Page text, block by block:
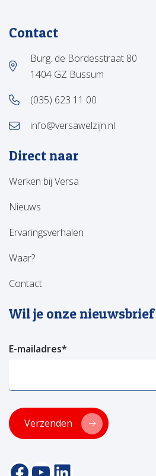
Contact
Burg. de Bordesstraat 80
1404 GZ Bussum
(035) 623 11 00
info@versawelzijn.nl
Direct naar
Werken bij Versa
Nieuws
Ervaringsverhalen
Waar?
Contact
Wil je onze
E-mailadres*
Verzenden